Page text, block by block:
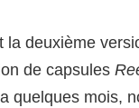
deuxième
de capsules
quelques mois,